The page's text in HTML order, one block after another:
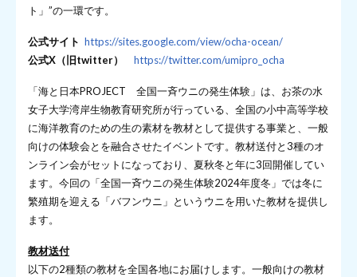
ト」”の一環です。
公式サイト https://sites.google.com/view/ocha-ocean/
公式X（旧twitter）
https://twitter.com/umipro_ocha
「海と日本PROJECT 全国一斉ウニの発生体験」は、お茶の水
女子大学湾岸生物教育研究所が行っている、全国の小中高等学校
に海洋教育のための生の素材を教材として提供する事業と、一般
向けの体験会とを融合させたイベントです。教材送付と3種のオ
ンライン会がセットになっており、夏秋冬と年に3回開催してい
ます。今回の「全国一斉ウニの発生体験2024年度冬」では冬に
繁殖期を迎える「バフンウニ」というウニを用いた教材を提供し
ます。
教材送付
以下の2種類の教材を全国各地にお届けします。一般向けの教材